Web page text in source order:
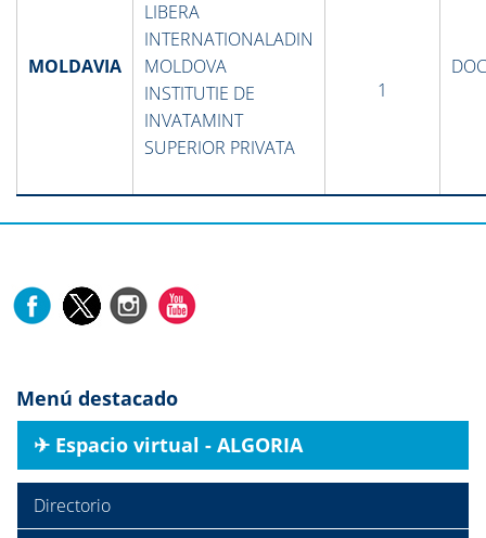
MOLDAVIA
LIBERA
INTERNATIONALADIN
MOLDOVA
INSTITUTIE DE
INVATAMINT
SUPERIOR PRIVATA
1
Menú destacado
✈︎ Espacio virtual - ALGORIA
Directorio